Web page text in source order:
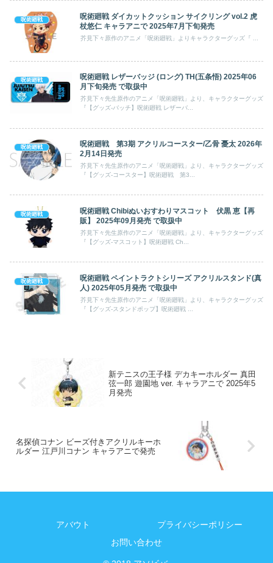
呪術廻戦
呪術廻戦 ダイカットクッション サイクリング vol.2 虎
杖悠仁 キャラアニで 2025年7月下旬発売
呪術廻戦
呪術廻戦 レザーバッジ (ロング) TH(五条悟) 2025年06
月下旬発売 で取扱中
芥見下々先生原作のアニメ「呪術廻戦」より、キャラクターグッズ
『【グッズ-バッチ】呪術廻戦 レザーバ...
呪術廻戦
呪術廻戦 第3期 アクリルコースター/乙骨 憂太 2026年
2月14日発売
芥見下々先生原作のアニメ「呪術廻戦」より、キャラクターグッズ
『【グッズ-コースター】呪術廻戦 第3...
呪術廻戦
呪術廻戦 Chibiぬいおすわりマスコット 伏黒 恵【再
販】 2025年09月発売 で取扱中
芥見下々先生原作のアニメ「呪術廻戦」より、キャラクターグッズ
『【グッズ-マスコット】呪術廻戦 Ch...
呪術廻戦
呪術廻戦 ペイントラクトシリーズ アクリルスタンド(真
人) 2025年05月発売 で取扱中
芥見下々先生原作のアニメ「呪術廻戦」より、キャラクターグッズ
『【グッズ-スタンドポップ】呪術廻戦 ...
新テニスの王子様 デカキーホルダー 真田
弦一郎 遊園地 ver. キャラアニで 2025年5
月発売
名探偵コナン ビーズ付きアクリルキーホ
ルダー 江戸川コナン キャラアニで発売
アバウト
プライバシーポリシー
お問い合わせ